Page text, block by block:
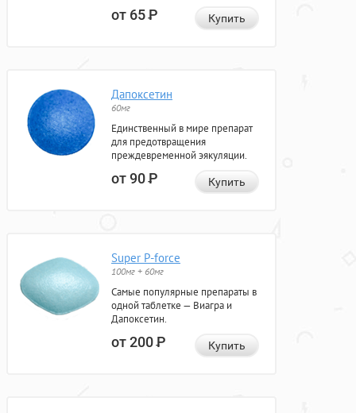
от 65Р Купить
Дапоксетин
60мг
Единственный в мире препарат
для предотвращения
преждевременной эякуляции.
от 90Р Купить
Super P-force
100мг + 60мг
Самые популярные препараты в
одной таблетке — Виагра и
Дапоксетин.
от 200Р Купить